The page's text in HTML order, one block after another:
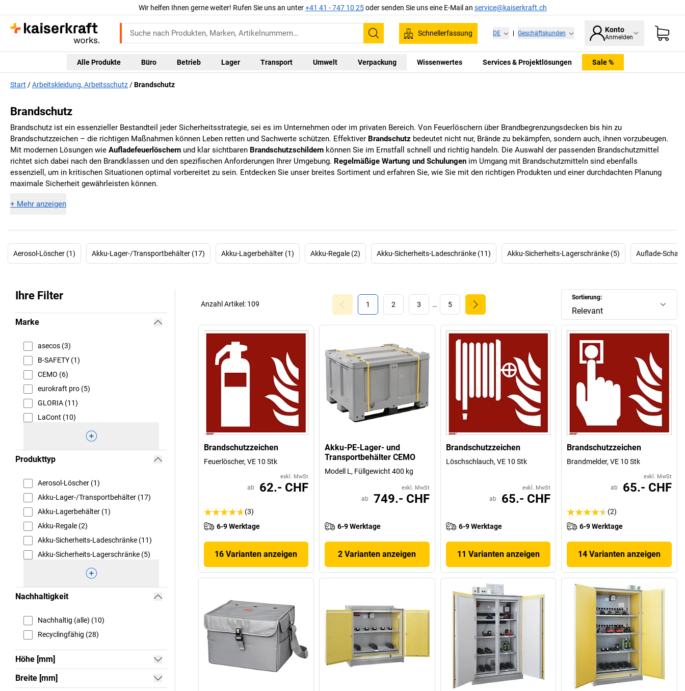
Wir helfen Ihnen gerne weiter! Rufen Sie uns an unter+41 41 - 747 10 25oder senden Sie uns eine E-Mail an service@kaiserkraft.ch
Suchen
Schnellerfassung DE Geschäftskunden Konto
Anmelden
Alle Produkte Büro Betrieb Lager Transport Umwelt Verpackung Wissenwertes Services & Projektlösungen Sale %
Start Arbeitskleidung, Arbeitsschutz Brandschutz
Brandschutz
Brandschutz ist ein essenzieller Bestandteil jeder Sicherheitsstrategie, sei es im Unternehmen oder im privaten Bereich. Von Feuerlöschern über Brandbegrenzungsdecken bis hin zu
Brandschutzzeichen – die richtigen Maßnahmen können Leben retten und Sachwerte schützen. Effektiver Brandschutz bedeutet nicht nur, Brände zu bekämpfen, sondern auch, ihnen vorzubeugen.
Mit modernen Lösungen wie Aufladefeuerlöschern und klar sichtbaren Brandschutzschildern können Sie im Ernstfall schnell und richtig handeln. Die Auswahl der passenden Brandschutzmittel
richtet sich dabei nach den Brandklassen und den spezifischen Anforderungen Ihrer Umgebung. Regelmäßige Wartung und Schulungen im Umgang mit Brandschutzmitteln sind ebenfalls
essenziell, um in kritischen Situationen optimal vorbereitet zu sein. Entdecken Sie unser breites Sortiment und erfahren Sie, wie Sie mit den richtigen Produkten und einer durchdachten Planung
maximale Sicherheit gewährleisten können.
+ Mehr anzeigen
Aerosol-Löscher (1) Akku-Lager-/Transportbehälter (17) Akku-Lagerbehälter (1) Akku-Regale (2) Akku-Sicherheits-Ladeschränke (11) Akku-Sicherheits-Lagerschränke (5) Auflade-
Ihre Filter
Marke
asecos (3)
B-SAFETY (1)
CEMO (6)
eurokraft pro (5)
GLORIA (11)
LaCont (10)
Produkttyp
Aerosol-Löscher (1)
Akku-Lager-/Transportbehälter (17)
Akku-Lagerbehälter (1)
Akku-Regale (2)
Akku-Sicherheits-Ladeschränke (11)
Akku-Sicherheits-Lagerschränke (5)
Nachhaltigkeit
Nachhaltig (alle) (10)
Recyclingfähig (28)
Höhe [mm]
Breite [mm]
Sortierung:
Relevant
1 2 3 … 5
Anzahl Artikel: 109
Brandschutzzeichen
Feuerlöscher, VE 10 Stk
exkl. MwSt
ab 62.- CHF
(3)
6-9 Werktage
16 Varianten anzeigen
Akku-PE-Lager- und
Transportbehälter CEMO
Modell L, Füllgewicht 400 kg
exkl. MwSt
ab 749.- CHF
6-9 Werktage
2 Varianten anzeigen
Brandschutzzeichen
Löschschlauch, VE 10 Stk
exkl. MwSt
ab 65.- CHF
6-9 Werktage
11 Varianten anzeigen
Brandschutzzeichen
Brandmelder, VE 10 Stk
exkl. MwSt
ab 65.- CHF
(2)
6-9 Werktage
14 Varianten anzeigen